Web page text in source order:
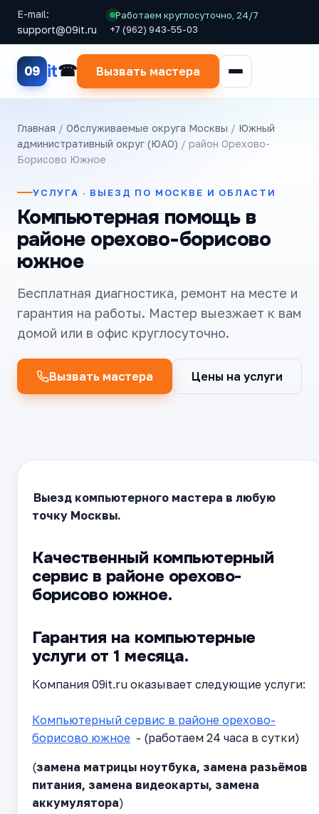
E-mail:
support@09it.ru
Работаем круглосуточно, 24/7
+7 (962) 943-55-03
09 it Вызвать мастера
Главная / Обслуживаемые округа Москвы / Южный
административный округ (ЮАО) / район Орехово-
Борисово Южное
УСЛУГА · ВЫЕЗД ПО МОСКВЕ И ОБЛАСТИ
Компьютерная помощь в
районе орехово-борисово
южное
Бесплатная диагностика, ремонт на месте и
гарантия на работы. Мастер выезжает к вам
домой или в офис круглосуточно.
Вызвать мастера Цены на услуги
Выезд компьютерного мастера в любую
точку Москвы.
Качественный компьютерный
сервис в районе орехово-
борисово южное.
Гарантия на компьютерные
услуги от 1 месяца.
Компания 09it.ru оказывает следующие услуги:
Компьютерный сервис в районе орехово-
борисово южное - (работаем 24 часа в сутки)
(замена матрицы ноутбука, замена разьёмов
питания, замена видеокарты, замена
аккумулятора)